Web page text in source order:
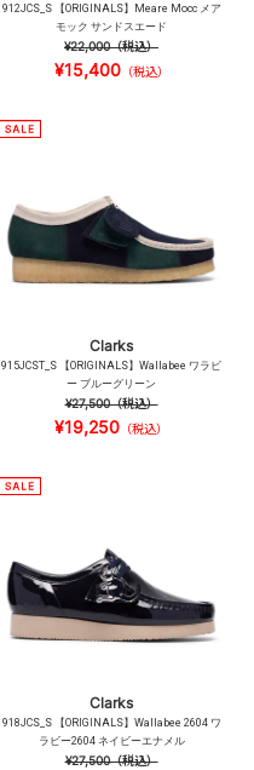
912JCS_S 【ORIGINALS】Meare Mocc メア
モック サンドスエード
¥22,000（税込）
¥15,400（税込）
Clarks
915JCST_S 【ORIGINALS】Wallabee ワラビ
ー ブルーグリーン
¥27,500（税込）
¥19,250 （税込）
Clarks
918JCS_S 【ORIGINALS】Wallabee 2604 ワ
ラビー2604 ネイビーエナメル
¥27,500（税込）